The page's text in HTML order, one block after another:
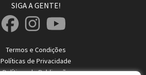
SIGA A GENTE!
Termos e Condições
Políticas de Privacidade
Políticas de Publicação